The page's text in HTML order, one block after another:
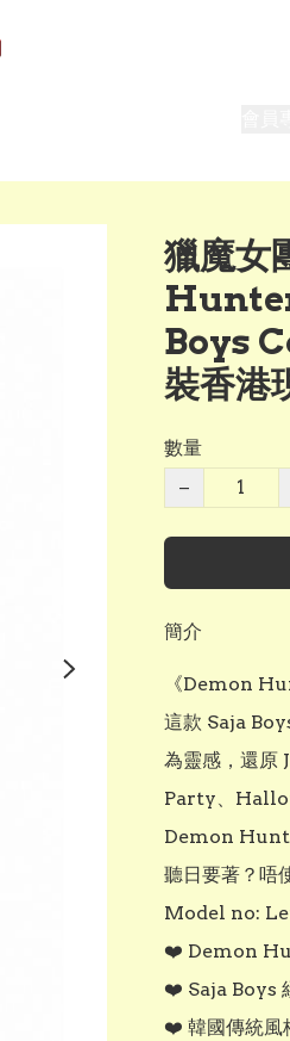
獵魔女
Boys
裝香港
數量
−
簡介
《Demon
這款 Saja
為靈感，還原
Party、
Demon
聽日要著？唔
Model no:
❤️ Demon
❤️ Saja Boys
❤️ 韓國傳統風